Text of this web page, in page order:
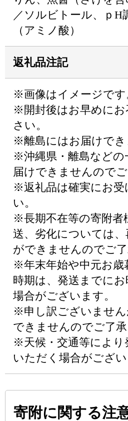
／ソルビトール、ｐH
（アミノ酸）
返礼品注記
※画像はイメージです
※開封後はお早めに
さい。
※離島にはお届けでき
※沖縄県・離島などの
届けできませんのでご
※返礼品は確実にお受
い。
※長期不在等の寄附者
送、劣化については、
ができませんのでご了
※年末年始や中元お歳
時期は、発送までにお
場合がございます。
※申し訳ございません
できませんのでご了承
※天候・交通等により
いただく場合がござい
寄附に関する注